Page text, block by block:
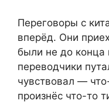
Переговоры с
вперёд. Они
были не до конца
переводчики
чувствовал —
произнёс что-то